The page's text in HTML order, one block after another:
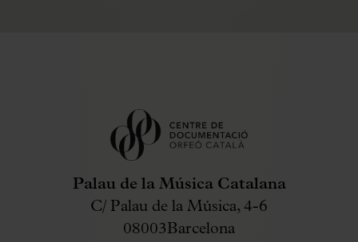
Palau de la Música Catalana
C/ Palau de la Música, 4-6
08003Barcelona